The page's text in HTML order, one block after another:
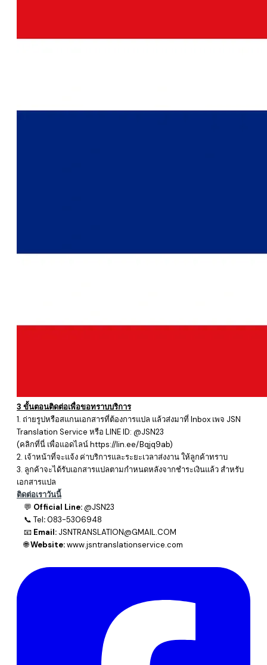
3 ขั้นตอนติดต่อเพื่อขอทราบบริการ
1. ถ่ายรูปหรือสแกนเอกสารที่ต้องการแปล แล้วส่งมาที่ Inbox เพจ JSN
Translation Service หรือ LINE ID: @JSN23
​(คลิกที่นี่ เพื่อแอดไลน์https://lin.ee/Bqjq9ab)
2. เจ้าหน้าที่จะแจ้ง ค่าบริการและระยะเวลาส่งงาน ให้ลูกค้าทราบ
3. ลูกค้าจะได้รับเอกสารแปลตามกำหนดหลังจากชำระเงินแล้ว สำหรับ
เอกสารแปล
ติดต่อเราวันนี้
💬 Official Line:@JSN23
📞 Tel:083-5306948
📧 Email: JSNTRANSLATION@GMAIL.COM
🌐Website:www.jsntranslationservice.com